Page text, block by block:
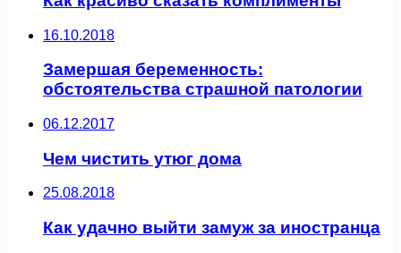
16.10.2018
Замершая беременность:
обстоятельства страшной патологии
06.12.2017
Чем чистить утюг дома
25.08.2018
Как удачно выйти замуж за иностранца